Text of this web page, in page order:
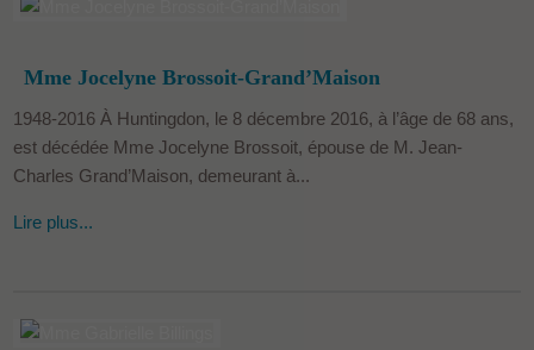
Mme Jocelyne Brossoit-Grand’Maison
1948-2016 À Huntingdon, le 8 décembre 2016, à l’âge de 68 ans,
est décédée Mme Jocelyne Brossoit, épouse de M. Jean-
Charles Grand’Maison, demeurant à...
Lire plus...